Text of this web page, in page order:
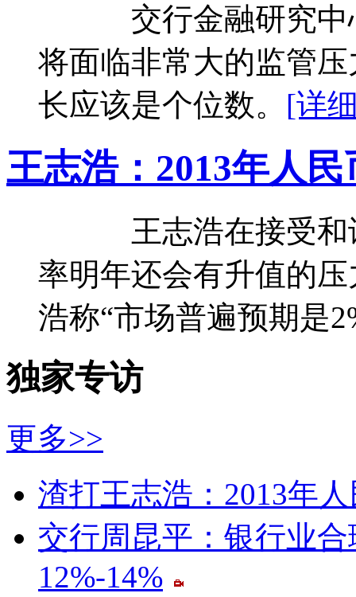
交行金融研究中心
将面临非常大的监管
长应该是个位数。 [详
王志浩：2013年人
王志浩在接受和讯
率明年还会有升值的
浩称“市场普遍预期是
独家专访
更多>>
渣打王志浩：2013年
交行周昆平：银行业
12%-14%